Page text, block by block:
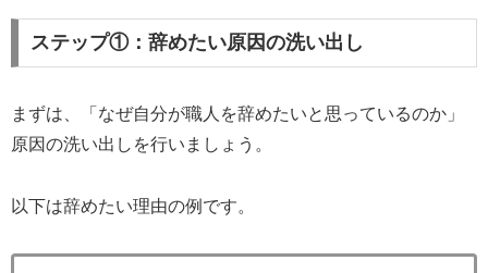
ステップ①：辞めたい原因の洗い出し
まずは、「なぜ自分が職人を辞めたいと思っているのか」
原因の洗い出しを行いましょう。
以下は辞めたい理由の例です。